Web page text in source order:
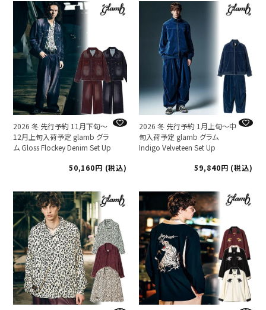
2026 冬 先行予約 11月下旬～
12月上旬入荷予定 glamb グラ
ム Gloss Flockey Denim Set Up
50,160
税込
2026 冬 先行予約 1月上旬～中
旬入荷予定 glamb グラム
Indigo Velveteen Set Up
59,840
税込